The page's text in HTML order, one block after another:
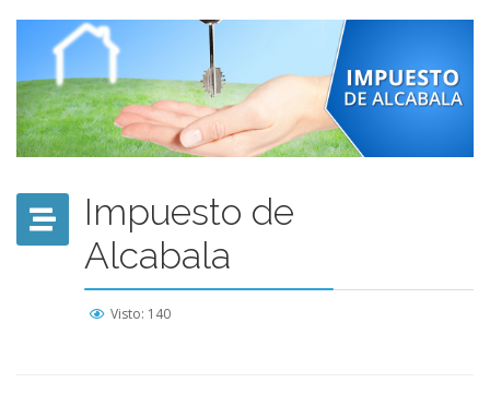
Impuesto de
Alcabala
Visto: 140